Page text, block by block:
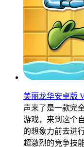
美丽龙华安卓版
声来了是一款完
游戏，来到这个
的想象力前去进
超激烈的竞争技